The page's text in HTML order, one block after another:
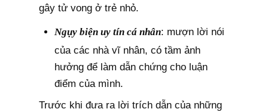
gây tử vong ở trẻ nhỏ.
Ngụy biện uy tín cá nhân: mượn lời nói
của các nhà vĩ nhân, có tầm ảnh
hưởng để làm dẫn chứng cho luận
điểm của mình.
Trước khi đưa ra lời trích dẫn của những